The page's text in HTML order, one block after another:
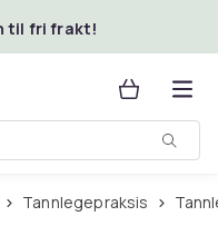
til fri frakt!
Tannlegepraksis